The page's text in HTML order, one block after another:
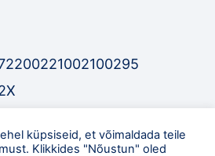
küpsiseid, et võimaldada teile
Klikkides "Nõustun" oled